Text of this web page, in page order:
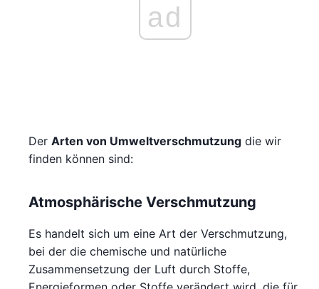
ad
Der Arten von Umweltverschmutzung die wir
finden können sind:
Atmosphärische Verschmutzung
Es handelt sich um eine Art der Verschmutzung,
bei der die chemische und natürliche
Zusammensetzung der Luft durch Stoffe,